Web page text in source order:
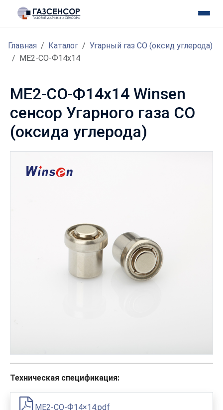
Главная Каталог
Угарный газ CO (оксид углерода)
ME2-CO-Ф14x14
ME2-CO-Ф14x14 Winsen
сенсор Угарного газа CO
(оксида углерода)
Техническая спецификация:
ME2-CO-Ф14×14.pdf